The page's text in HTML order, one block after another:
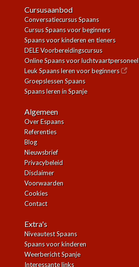
Cursusaanbod
Conversatiecursus Spaans
Cursus Spaans voor beginners
Spaans voor kinderen en tieners
DELE Voorbereidingscursus
Online Spaans voor luchtvaartpersoneel
Leuk Spaans leren voor beginners
Groepslessen Spaans
Spaans leren in Spanje
Algemeen
Over Espaans
Referenties
Blog
Nieuwsbrief
Privacybeleid
Disclaimer
Voorwaarden
Cookies
Contact
Extra's
Niveautest Spaans
Spaans voor kinderen
Weerbericht Spanje
Interessante links